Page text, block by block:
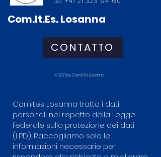
Com.It.Es. Losanna
CONTATTO
© 2021 by Com.It.Es Losanna
Comites Losanna tratta i dati
personali nel rispetto della Legge
federale sulla protezione dei dati
(LPD). Raccogliamo solo le
informazioni necessarie per